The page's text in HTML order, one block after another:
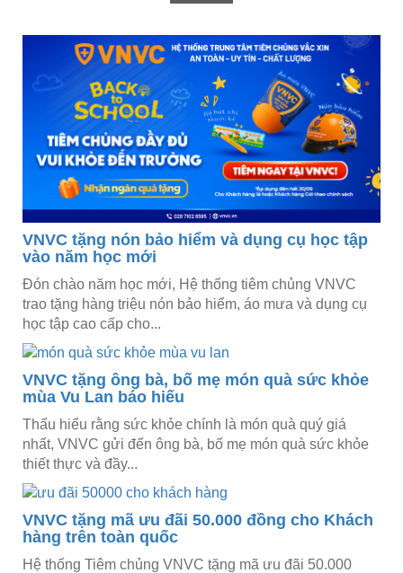
VNVC tặng nón bảo hiểm và dụng cụ học tập
vào năm học mới
Đón chào năm học mới, Hệ thống tiêm chủng VNVC
trao tặng hàng triệu nón bảo hiểm, áo mưa và dụng cụ
học tập cao cấp cho...
VNVC tặng ông bà, bố mẹ món quà sức khỏe
mùa Vu Lan báo hiếu
Thấu hiểu rằng sức khỏe chính là món quà quý giá
nhất, VNVC gửi đến ông bà, bố mẹ món quà sức khỏe
thiết thực và đầy...
VNVC tặng mã ưu đãi 50.000 đồng cho Khách
hàng trên toàn quốc
Hệ thống Tiêm chủng VNVC tặng mã ưu đãi 50.000